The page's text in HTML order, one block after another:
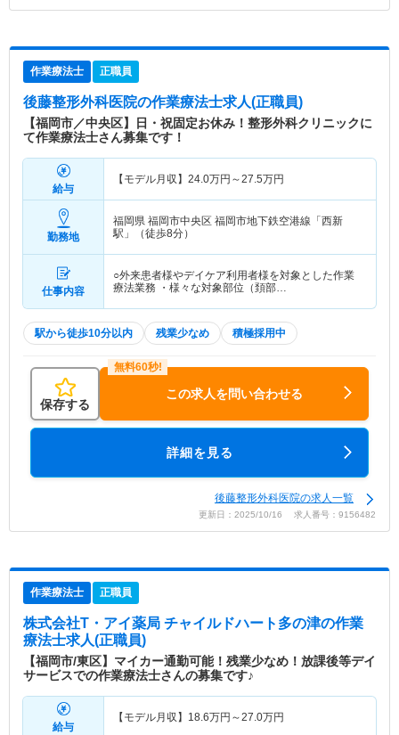
作業療法士 正職員
後藤整形外科医院の作業療法士求人(正職員)
【福岡市／中央区】日・祝固定お休み！整形外科クリニックに
て作業療法士さん募集です！
給与
【モデル月収】 24.0万円～27.5万円
勤務地
福岡県 福岡市中央区 福岡市地下鉄空港線「西新
駅」（徒歩8分）
仕事内容
○外来患者様やデイケア利用者様を対象とした作業
療法業務 ・様々な対象部位（頚部…
駅から徒歩10分以内 残業少なめ 積極採用中
保存する
この求人を問い合わせる
詳細を見る
後藤整形外科医院の求人一覧
更新日：2025/10/16 求人番号：9156482
作業療法士 正職員
株式会社T・アイ薬局 チャイルドハート多の津の作業
療法士求人(正職員)
【福岡市/東区】マイカー通勤可能！残業少なめ！放課後等デイ
サービスでの作業療法士さんの募集です♪
給与
【モデル月収】 18.6万円～27.0万円